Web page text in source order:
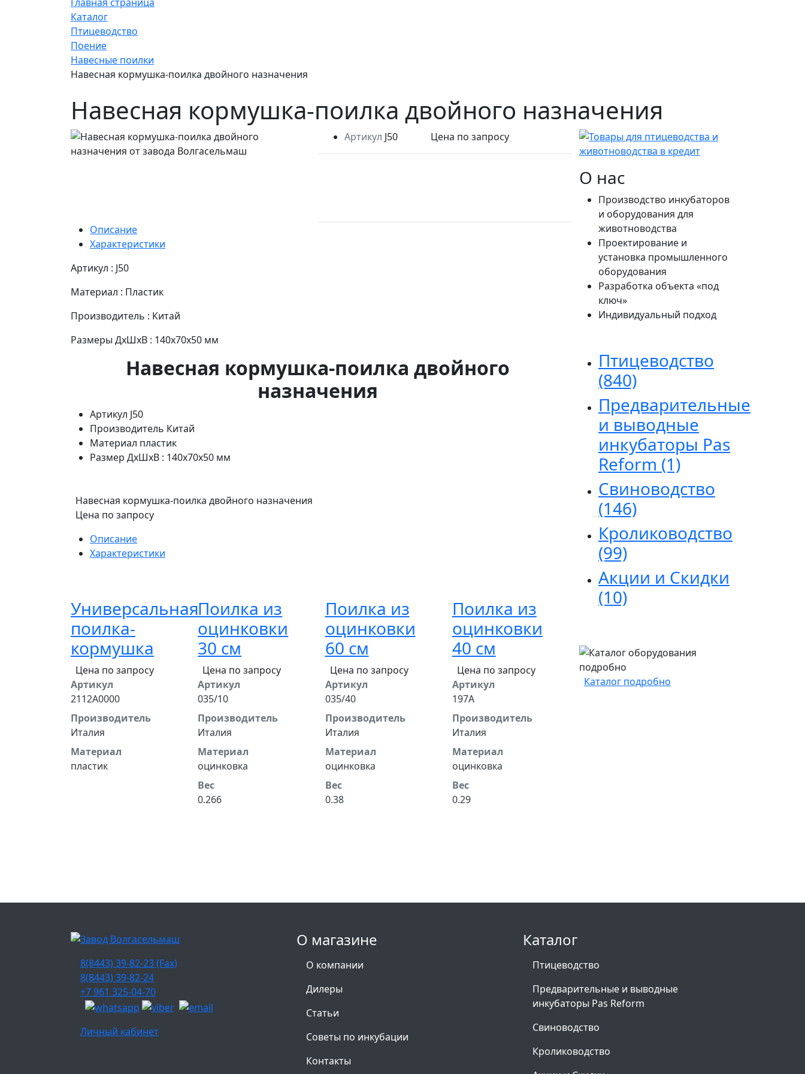
Каталог
Птицеводство
Поение
Навесные поилки
Навесная кормушка-поилка двойного назначения
Навесная кормушка-поилка двойного назначения
Артикул J50 Цена по запросу
Описание
Характеристики
Артикул : J50
Материал : Пластик
Производитель : Китай
Размеры ДхШхВ : 140x70x50 мм
Навесная кормушка-поилка двойного
назначения
Артикул J50
Производитель Китай
Материал пластик
Размер ДхШхВ : 140x70x50 мм
Навесная кормушка-поилка двойного назначения
Цена по запросу
Описание
Характеристики
Универсальная
поилка-
кормушка
Цена по запросу
Артикул
2112A0000
Производитель
Италия
Материал
пластик
Поилка из
оцинковки
30 см
Цена по запросу
Артикул
035/10
Производитель
Италия
Материал
оцинковка
Вес
0.266
Поилка из
оцинковки
60 см
Цена по запросу
Артикул
035/40
Производитель
Италия
Материал
оцинковка
Вес
0.38
Поилка из
оцинковки
40 см
Цена по запросу
Артикул
197A
Производитель
Италия
Материал
оцинковка
Вес
0.29
О нас
Производство инкубаторов
и оборудования для
животноводства
Проектирование и
установка промышленного
оборудования
Разработка объекта «под
ключ»
Индивидуальный подход
Птицеводство
(840)
Предварительные
и выводные
инкубаторы Pas
Reform (1)
Свиноводство
(146)
Кролиководство
(99)
Акции и Скидки
(10)
Каталог подробно
О магазине
О компании
Дилеры
Статьи
Советы по инкубации
Контакты
Каталог
Птицеводство
Предварительные и выводные
инкубаторы Pas Reform
Свиноводство
Кролиководство
8(8443) 39-82-23 (Fax)
8(8443) 39-82-24
+7 961 325-04-70
Личный кабинет